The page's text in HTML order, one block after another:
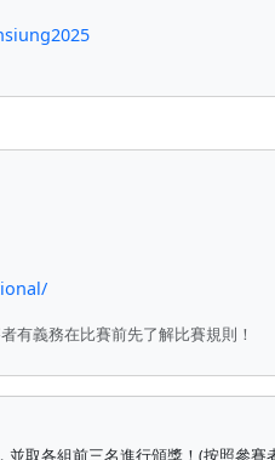
有義務在比賽前先了解比賽規則！
取各組前三名進行頒獎！(按照參賽